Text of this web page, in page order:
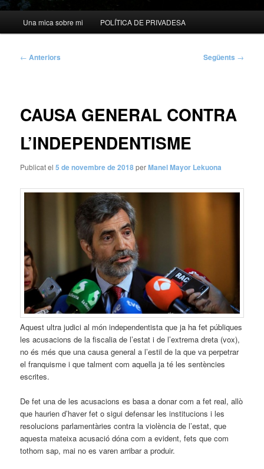
Una mica sobre mi POLÍTICA DE PRIVADESA
Navegació
← Anteriors Següents →
CAUSA GENERAL CONTRA
L’INDEPENDENTISME
Publicat el5 de novembre de 2018perManel Mayor Lekuona
Aquest ultra judici al món independentista que ja ha fet públiques
les acusacions de la fiscalia de l’estat i de l’extrema dreta (vox),
no és més que una causa general a l’estil de la que va perpetrar
el franquisme i que talment com aquella ja té les sentències
escrites.
De fet una de les acusacions es basa a donar com a fet real, allò
que haurien d’haver fet o sigui defensar les institucions i les
resolucions parlamentàries contra la violència de l’estat, que
aquesta mateixa acusació dóna com a evident, fets que com
tothom sap, mai no es varen arribar a produir.